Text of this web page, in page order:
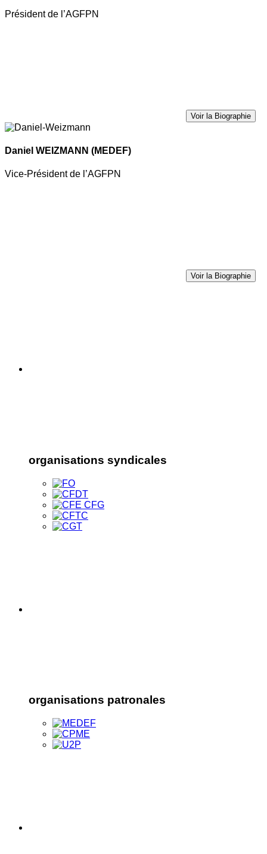
Président de l’AGFPN
Voir la Biographie
Daniel WEIZMANN (MEDEF)
Vice-Président de l’AGFPN
Voir la Biographie
organisations syndicales
organisations patronales